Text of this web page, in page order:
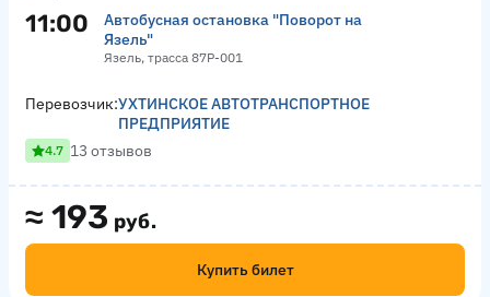
11:00
Автобусная остановка "Поворот на
Язель"
Язель, трасса 87Р-001
≈ 193 руб.
Купить билет
Перевозчик:УХТИНСКОЕ АВТОТРАНСПОРТНОЕ
ПРЕДПРИЯТИЕ
4.7 13 отзывов